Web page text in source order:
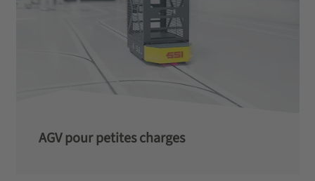
AGV pour petites charges